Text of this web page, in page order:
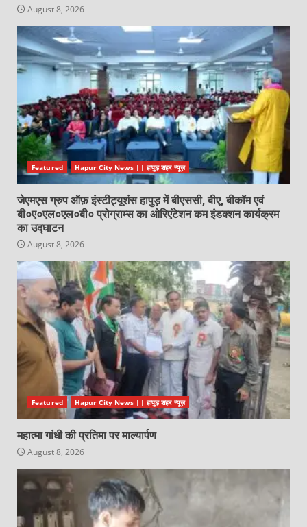
August 8, 2026
Featured Hapur City News || हापुड़ शहर न्यूज़
जेएमएस ग्रुप ऑफ़ इंस्टीट्यूशंस हापुड़ में बीएससी, बीए, बीकॉम एवं
बी०ए०एल०एल०बी० प्रोग्राम्स का ओरिएंटेशन कम इंडक्शन कार्यक्रम
का उद्घाटन
August 8, 2026
Featured Hapur City News || हापुड़ शहर न्यूज़
महात्मा गांधी की प्रतिमा पर माल्यार्पण
August 8, 2026